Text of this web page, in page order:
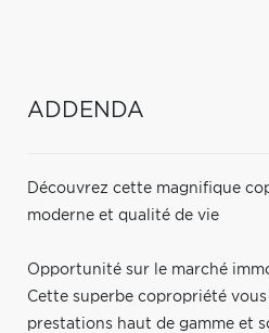
ADDENDA
Découvrez cette magnifique
moderne et qualité de vie
Opportunité sur le marché
Cette superbe copropriété vous
prestations haut de gamme et